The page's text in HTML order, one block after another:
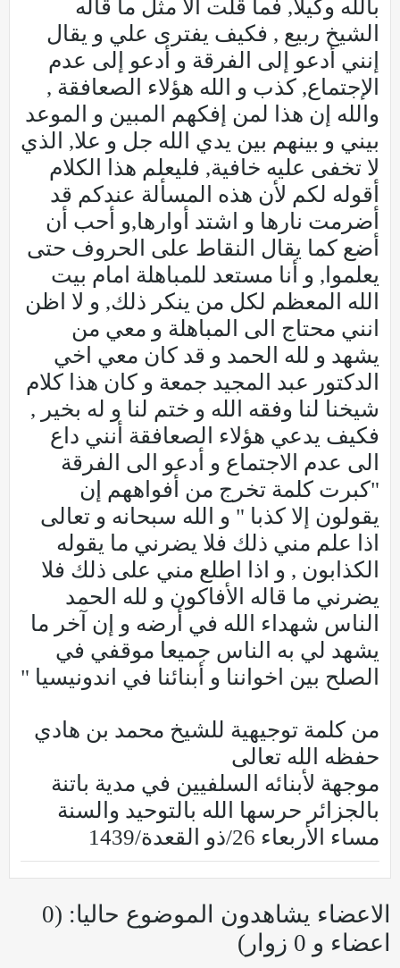
بالله وكيلا, فما قلت الا مثل ما قاله
الشيخ ربيع , فكيف يفترى علي و يقال
إنني أدعو إلى الفرقة و أدعو إلى عدم
الإجتماع, كذب و الله هؤلاء الصعافقة ,
والله إن هذا لمن إفكهم المبين و الموعد
بيني و بينهم بين يدي الله جل و علا, الذي
لا تخفى عليه خافية, فليعلم هذا الكلام
أقوله لكم لأن هذه المسألة عندكم قد
أضرمت نارها و اشتد أوارها,و أحب أن
أضع كما يقال النقاط على الحروف حتى
يعلموا, و أنا مستعد للمباهلة امام بيت
الله المعظم لكل من ينكر ذلك, و لا اظن
انني محتاج الى المباهلة و معي من
يشهد و لله الحمد و قد كان معي اخي
الدكتور عبد المجيد جمعة و كان هذا كلام
شيخنا لنا وفقه الله و ختم لنا و له بخير ,
فكيف يدعي هؤلاء الصعافقة أنني داع
الى عدم الاجتماع و أدعو الى الفرقة
"كبرت كلمة تخرج من أفواههم إن
يقولون إلا كذبا " و الله سبحانه و تعالى
اذا علم مني ذلك فلا يضرني ما يقوله
الكذابون , و اذا اطلع مني على ذلك فلا
يضرني ما قاله الأفاكون و لله الحمد
الناس شهداء الله في أرضه و إن آخر ما
يشهد لي به الناس جميعا موقفي في
الصلح بين اخواننا و أبنائنا في اندونيسيا "
من كلمة توجيهية للشيخ محمد بن هادي
حفظه الله تعالى
موجهة لأبنائه السلفيين في مدية باتنة
بالجزائر حرسها الله بالتوحيد والسنة
مساء الأربعاء 26/ذو القعدة/1439
الاعضاء يشاهدون الموضوع حاليا: (0
اعضاء و 0 زوار)